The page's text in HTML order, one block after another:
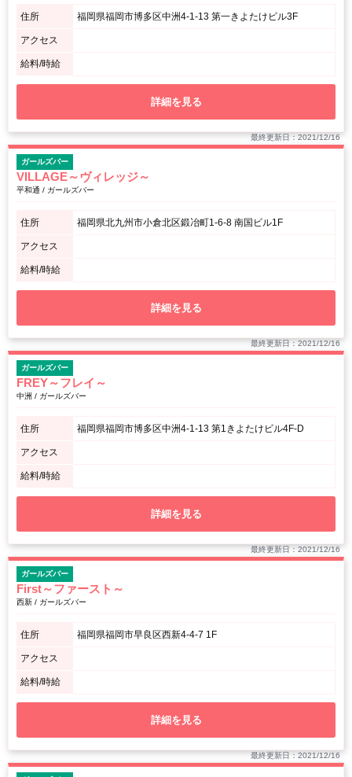
住所 福岡県福岡市博多区中洲4-1-13 第一きよたけビル3F
アクセス
給料/時給
詳細を見る
最終更新日：2021/12/16
ガールズバー
VILLAGE～ヴィレッジ～
平和通 / ガールズバー
住所 福岡県北九州市小倉北区鍛冶町1-6-8 南国ビル1F
アクセス
給料/時給
詳細を見る
最終更新日：2021/12/16
ガールズバー
FREY～フレイ～
中洲 / ガールズバー
住所 福岡県福岡市博多区中洲4-1-13 第1きよたけビル4F-D
アクセス
給料/時給
詳細を見る
最終更新日：2021/12/16
ガールズバー
First～ファースト～
西新 / ガールズバー
住所 福岡県福岡市早良区西新4-4-7 1F
アクセス
給料/時給
詳細を見る
最終更新日：2021/12/16